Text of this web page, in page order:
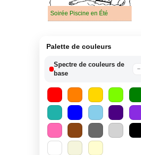
Soirée Piscine en Été
Palette de couleurs
Spectre de couleurs de
base
−